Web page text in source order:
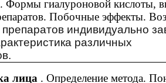
.Формы гиалуроновой кислоты,
Побочные эффекты.
индивидуально
различных
лица . Определение метода.